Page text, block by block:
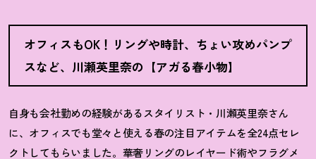
オフィスもOK ！ リングや時計、ちょい攻めパンプ
スなど、川瀬英里奈の【アガる春小物】
自身も会社勤めの経験があるスタイリスト・川瀬英里奈さん
に、オフィスでも堂々と使える春の注目アイテムを全24点セレ
クトしてもらいました。華奢リングのレイヤード術やフラグメ